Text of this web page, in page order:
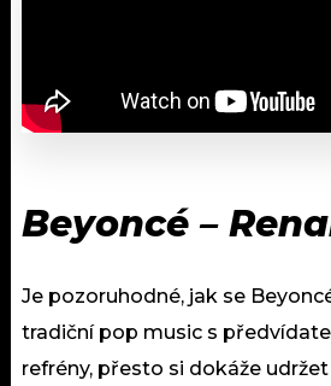
Beyoncé –
Je pozoruhodné, jak se
tradiční pop music s
refrény, přesto si dokáže